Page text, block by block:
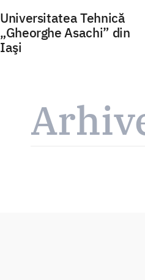
Universitatea Tehnică
„Gheorghe Asachi” din
Iaşi